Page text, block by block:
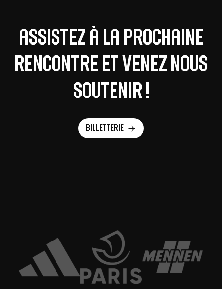
Assistez à la prochaine
rencontre et venez nous
soutenir !
Billetterie